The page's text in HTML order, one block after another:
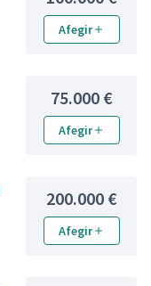
Afegir
75.000 €
Afegir
200.000 €
Afegir